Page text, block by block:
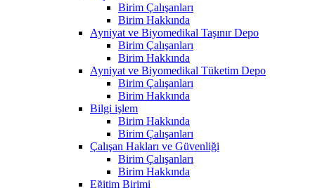
Birim Çalışanları
Birim Hakkında
Ayniyat ve Biyomedikal Taşınır Depo
Birim Çalışanları
Birim Hakkında
Ayniyat ve Biyomedikal Tüketim Depo
Birim Çalışanları
Birim Hakkında
Bilgi işlem
Birim Hakkında
Birim Çalışanları
Çalışan Hakları ve Güvenliği
Birim Çalışanları
Birim Hakkında
Eğitim Birimi